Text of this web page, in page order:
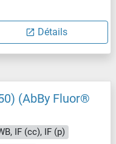
Détails
(AbBy Fluor®
IF (cc), IF (p)